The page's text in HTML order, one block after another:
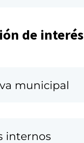
de interés
municipal
internos